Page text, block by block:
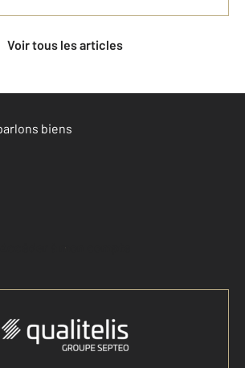
Voir tous les articles
biens
Accéder à mon compte